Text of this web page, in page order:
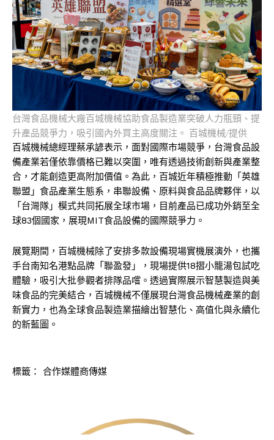
台灣食品機械大廠百城機械協助食品製造業突破人力瓶頸、提
升產品競爭力，吸引國內外買主高度關注。 百城機械/提供
百城機械總經理蔡承諺表示，面對國際市場競爭，台灣食品設
備產業若僅依靠價格已難以突圍，唯有透過技術創新與產業整
合，才能創造更高附加價值。為此，百城近年積極推動「英雄
聯盟」食品產業生態系，串聯設備、原料與食品品牌夥伴，以
「台灣隊」模式共同拓展全球市場，目前產品已成功外銷至全
球83個國家，展現MIT食品設備的國際競爭力。
展覽期間，百城機械除了安排多款設備現場實機展演外，也攜
手台南知名港點品牌「聯盈發」，現場提供18摺小籠湯包試吃
體驗，吸引大批參觀者排隊品嚐。透過實際展示智慧製造與美
味食品的完美結合，百城機械不僅展現台灣食品機械產業的創
新實力，也為全球食品製造業描繪出智慧化、高值化與永續化
的新藍圖。
標籤： 合作媒體商傳媒